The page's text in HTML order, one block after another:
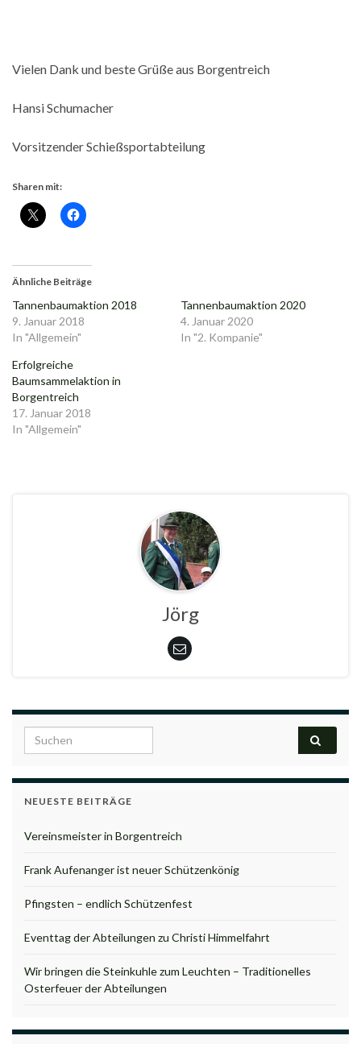
Vielen Dank und beste Grüße aus Borgentreich
Hansi Schumacher
Vorsitzender Schießsportabteilung
Sharen mit:
Ähnliche Beiträge
Tannenbaumaktion 2018
9. Januar 2018
In "Allgemein"
Tannenbaumaktion 2020
4. Januar 2020
In "2. Kompanie"
Erfolgreiche
Baumsammelaktion in
Borgentreich
17. Januar 2018
In "Allgemein"
Jörg
Search for:
NEUESTE BEITRÄGE
Vereinsmeister in Borgentreich
Frank Aufenanger ist neuer Schützenkönig
Pfingsten – endlich Schützenfest
Eventtag der Abteilungen zu Christi Himmelfahrt
Wir bringen die Steinkuhle zum Leuchten – Traditionelles
Osterfeuer der Abteilungen